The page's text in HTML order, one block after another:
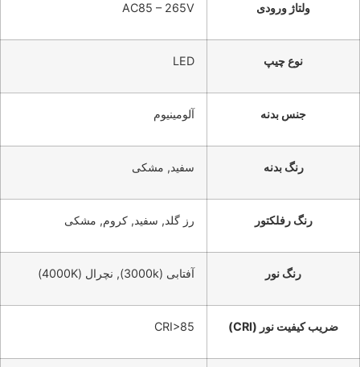
ولتاژ ورودی AC85 – 265V
نوع چیپ LED
جنس بدنه آلومینیوم
رنگ بدنه سفید, مشکی
رنگ رفلکتور رز گلد, سفید, کروم, مشکی
رنگ نور آفتابی (3000k), نچرال (4000K)
ضریب کیفیت نور (CRI) CRI>85